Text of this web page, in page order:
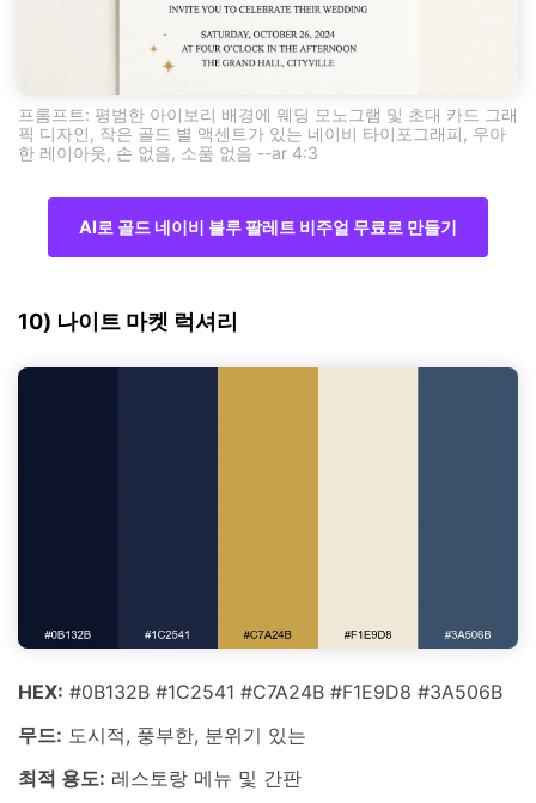
프롬프트: 평범한 아이보리 배경에 웨딩 모노그램 및 초대 카드 그래
픽 디자인, 작은 골드 별 액센트가 있는 네이비 타이포그래피, 우아
한 레이아웃, 손 없음, 소품 없음 --ar 4:3
AI로 골드 네이비 블루 팔레트 비주얼 무료로 만들기
10) 나이트 마켓 럭셔리
HEX: #0B132B #1C2541 #C7A24B #F1E9D8 #3A506B
무드: 도시적, 풍부한, 분위기 있는
최적 용도: 레스토랑 메뉴 및 간판